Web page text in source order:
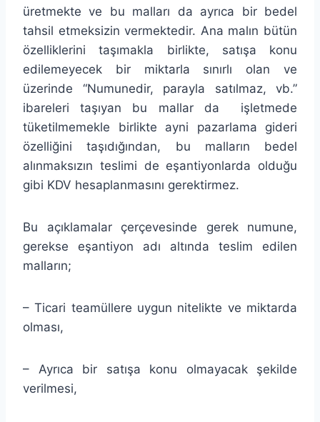
üretmekte ve bu malları da ayrıca bir bedel
tahsil etmeksizin vermektedir. Ana malın bütün
özelliklerini taşımakla birlikte, satışa konu
edilemeyecek bir miktarla sınırlı olan ve
üzerinde “Numunedir, parayla satılmaz, vb.”
ibareleri taşıyan bu mallar da işletmede
tüketilmemekle birlikte ayni pazarlama gideri
özelliğini taşıdığından, bu malların bedel
alınmaksızın teslimi de eşantiyonlarda olduğu
gibi KDV hesaplanmasını gerektirmez.
Bu açıklamalar çerçevesinde gerek numune,
gerekse eşantiyon adı altında teslim edilen
malların;
– Ticari teamüllere uygun nitelikte ve miktarda
olması,
– Ayrıca bir satışa konu olmayacak şekilde
verilmesi,